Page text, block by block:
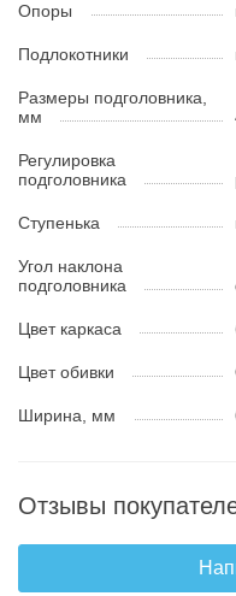
Опоры
Подлокотники
Размеры подголовника,
мм
Регулировка
подголовника
Ступенька
Угол наклона
подголовника
Цвет каркаса
Цвет обивки
Ширина, мм
Отзывы